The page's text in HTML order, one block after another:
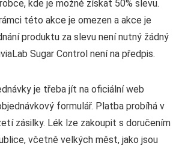
kde je možné získat 50% slevu.
této akce je omezen a akce je
produktu za slevu není nutný žádný
Sugar Control není na předpis.
je třeba jít na oficiální web
formulář. Platba probíhá v
zásilky. Lék lze zakoupit s doručením
včetně velkých měst, jako jsou